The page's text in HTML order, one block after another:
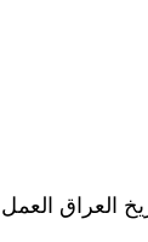
العراق